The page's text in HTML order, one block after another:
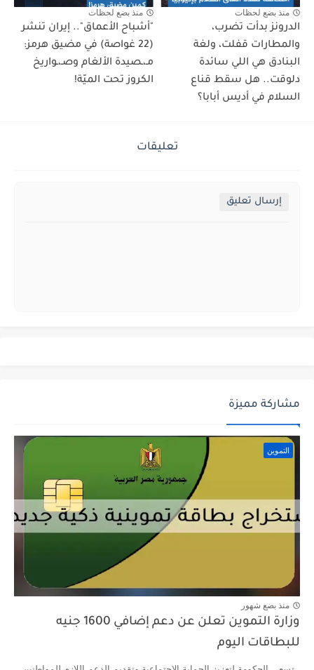
منذ بضع لحظات
الدرونز بدأت تضرب،
والمطارات قفلت، ولغة
البنادق هي اللي سائدة
دلوقت.. هل سقط قناع
السلام في أديس أبابا؟
منذ بضع لحظات
"أشباح الأعماق".. إيران تنشر
(22 غواصة) في مضيق هرمز:
مـ،ـصيدة الألغام وصـ،ـواريخ
الكروز تحت الميّة!
تعليقات
إرسال تعليق
مشاركة مميزة
التموين
منذ بضع شهور
وزارة التموين تعلن عن دعم إضافي 1600 جنيه
للبطاقات اليوم